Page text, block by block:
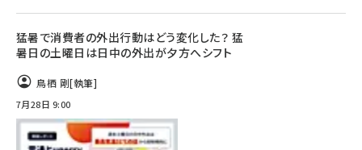
猛暑で消費者の外出行動はどう変化した？ 猛
暑日の土曜日は日中の外出が夕方へシフト
鳥栖 剛[執筆]
7月28日 9:00